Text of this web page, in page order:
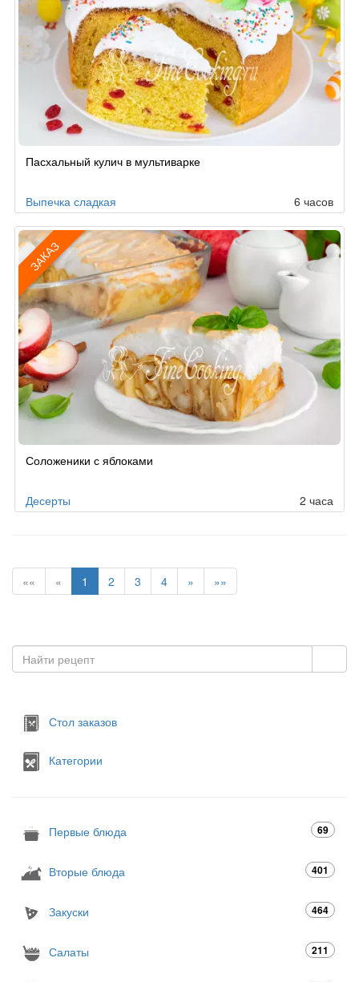
поПасхальный кулич в мультиварке
Выпечка сладкая 6 часов
ЗАКАЗ
по
Соложеники с яблоками
Десерты 2 часа
«« « 1 2 3 4 » »»
Стол заказов
Категории
Первые блюда 69
Вторые блюда 401
Закуски 464
Салаты 211